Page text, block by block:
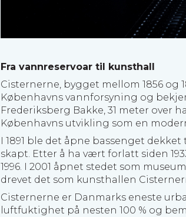
Fra vannreservoar til kunsthall
Cisternerne, bygget mellom 1856 og
Københavns vannforsyning og
Frederiksberg Bakke, 31 meter over
Københavns utvikling som en
I 1891 ble det åpne bassenget
skapt. Etter å ha vært forlatt siden
1996. I 2001 åpnet stedet som
drevet det som kunsthallen
Cisternerne er Danmarks eneste
luftfuktighet på nesten 100 % og